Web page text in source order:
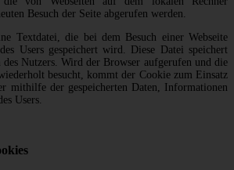
Besuch der Seite abgerufen werden.
Textdatei, die bei dem Besuch einer Webseite
Users gespeichert wird. Diese Datei speichert
des Nutzers. Wird der Browser aufgerufen und die
besucht, kommt der Cookie zum Einsatz
mithilfe der gespeicherten Daten, Informationen
Users.